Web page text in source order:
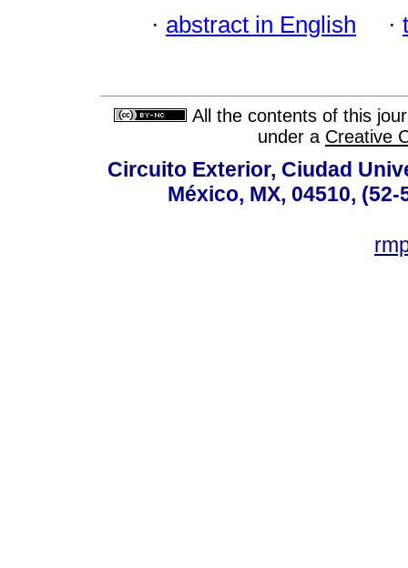
· abstract in English ·
All the contents of this
under a Creative
Circuito Exterior, Ciudad
México, MX, 04510,